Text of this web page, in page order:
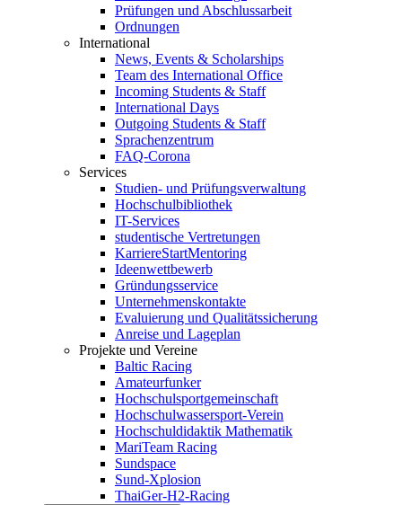
Prüfungen und Abschlussarbeit
Ordnungen
International
News, Events & Scholarships
Team des International Office
Incoming Students & Staff
International Days
Outgoing Students & Staff
Sprachenzentrum
FAQ-Corona
Services
Studien- und Prüfungsverwaltung
Hochschulbibliothek
IT-Services
studentische Vertretungen
KarriereStartMentoring
Ideenwettbewerb
Gründungsservice
Unternehmenskontakte
Evaluierung und Qualitätssicherung
Anreise und Lageplan
Projekte und Vereine
Baltic Racing
Amateurfunker
Hochschulsportgemeinschaft
Hochschulwassersport-Verein
Hochschuldidaktik Mathematik
MariTeam Racing
Sundspace
Sund-Xplosion
ThaiGer-H2-Racing